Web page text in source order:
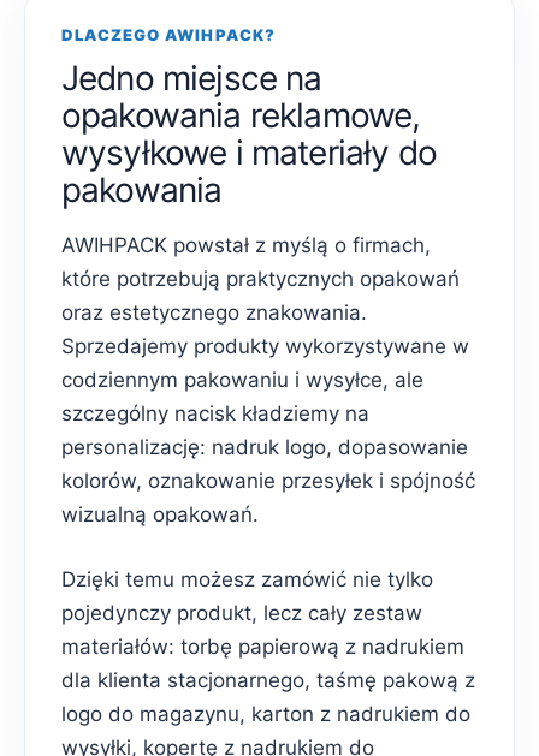
DLACZEGO AWIHPACK?
Jedno miejsce na
opakowania reklamowe,
wysyłkowe i materiały do
pakowania
AWIHPACK powstał z myślą o firmach,
które potrzebują praktycznych opakowań
oraz estetycznego znakowania.
Sprzedajemy produkty wykorzystywane w
codziennym pakowaniu i wysyłce, ale
szczególny nacisk kładziemy na
personalizację: nadruk logo, dopasowanie
kolorów, oznakowanie przesyłek i spójność
wizualną opakowań.
Dzięki temu możesz zamówić nie tylko
pojedynczy produkt, lecz cały zestaw
materiałów: torbę papierową z nadrukiem
dla klienta stacjonarnego, taśmę pakową z
logo do magazynu, karton z nadrukiem do
wysyłki, kopertę z nadrukiem do